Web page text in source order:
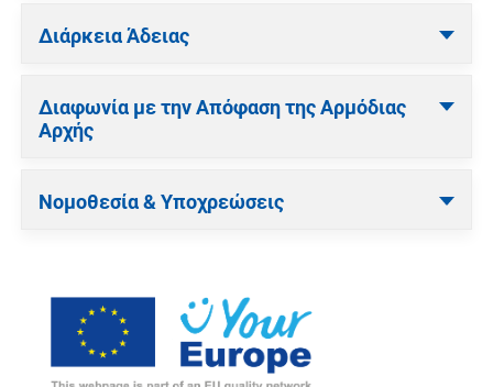
Διάρκεια Άδειας
Διαφωνία με την Απόφαση της Αρμόδιας
Αρχής
Νομοθεσία & Υποχρεώσεις